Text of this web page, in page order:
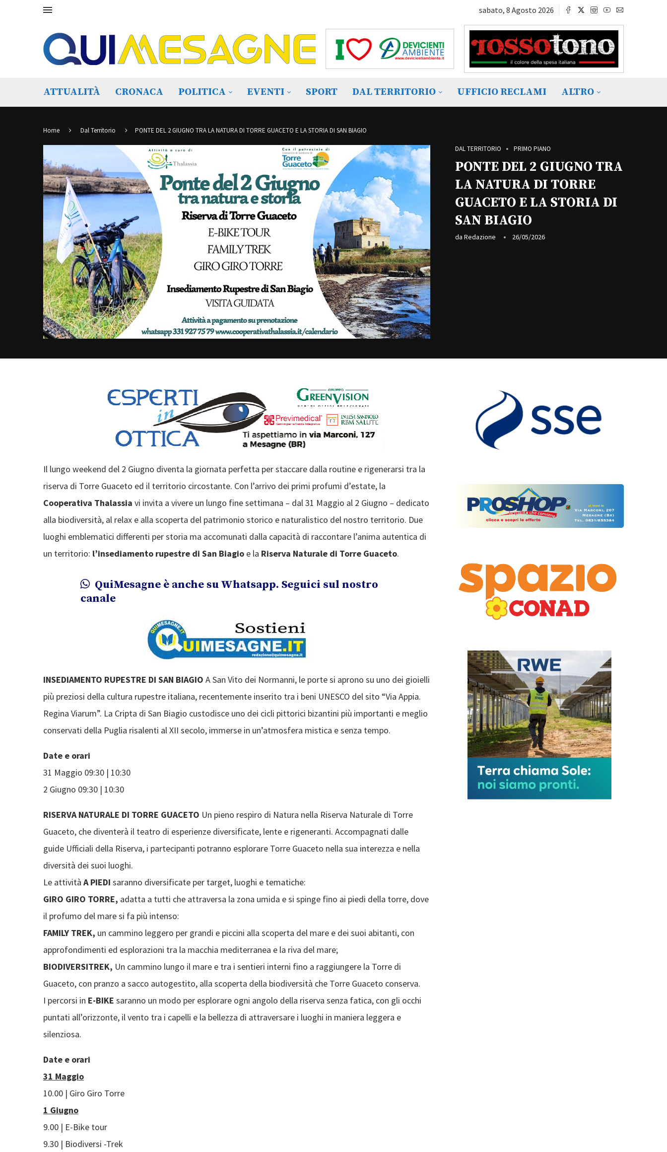
sabato, 8 Agosto 2026
ATTUALITÀ CRONACA POLITICA EVENTI SPORT DAL TERRITORIO UFFICIO RECLAMI ALTRO
Home Dal Territorio PONTE DEL 2 GIUGNO TRA LA NATURA DI TORRE GUACETO E LA STORIA DI SAN BIAGIO
DAL TERRITORIO PRIMO PIANO
PONTE DEL 2 GIUGNO TRA
LA NATURA DI TORRE
GUACETO E LA STORIA DI
SAN BIAGIO
da Redazione 26/05/2026
Il lungo weekend del 2 Giugno diventa la giornata perfetta per staccare dalla routine e rigenerarsi tra la
riserva di Torre Guaceto ed il territorio circostante. Con l’arrivo dei primi profumi d’estate, la
Cooperativa Thalassia vi invita a vivere un lungo fine settimana – dal 31 Maggio al 2 Giugno – dedicato
alla biodiversità, al relax e alla scoperta del patrimonio storico e naturalistico del nostro territorio. Due
luoghi emblematici differenti per storia ma accomunati dalla capacità di raccontare l’anima autentica di
un territorio: l’insediamento rupestre di San Biagio e la Riserva Naturale di Torre Guaceto.
QuiMesagne è anche su Whatsapp. Seguici sul nostro
canale
INSEDIAMENTO RUPESTRE DI SAN BIAGIO A San Vito dei Normanni, le porte si aprono su uno dei gioielli
più preziosi della cultura rupestre italiana, recentemente inserito tra i beni UNESCO del sito “Via Appia.
Regina Viarum”. La Cripta di San Biagio custodisce uno dei cicli pittorici bizantini più importanti e meglio
conservati della Puglia risalenti al XII secolo, immerse in un’atmosfera mistica e senza tempo.
Date e orari
31 Maggio 09:30 | 10:30
2 Giugno 09:30 | 10:30
RISERVA NATURALE DI TORRE GUACETO Un pieno respiro di Natura nella Riserva Naturale di Torre
Guaceto, che diventerà il teatro di esperienze diversificate, lente e rigeneranti. Accompagnati dalle
guide Ufficiali della Riserva, i partecipanti potranno esplorare Torre Guaceto nella sua interezza e nella
diversità dei suoi luoghi.
Le attività A PIEDI saranno diversificate per target, luoghi e tematiche:
GIRO GIRO TORRE, adatta a tutti che attraversa la zona umida e si spinge fino ai piedi della torre, dove
il profumo del mare si fa più intenso:
FAMILY TREK, un cammino leggero per grandi e piccini alla scoperta del mare e dei suoi abitanti, con
approfondimenti ed esplorazioni tra la macchia mediterranea e la riva del mare;
BIODIVERSITREK, Un cammino lungo il mare e tra i sentieri interni fino a raggiungere la Torre di
Guaceto, con pranzo a sacco autogestito, alla scoperta della biodiversità che Torre Guaceto conserva.
I percorsi in E-BIKE saranno un modo per esplorare ogni angolo della riserva senza fatica, con gli occhi
puntati all’orizzonte, il vento tra i capelli e la bellezza di attraversare i luoghi in maniera leggera e
silenziosa.
Date e orari
31 Maggio
10.00 | Giro Giro Torre
1 Giugno
9.00 | E-Bike tour
9.30 | Biodiversi -Trek